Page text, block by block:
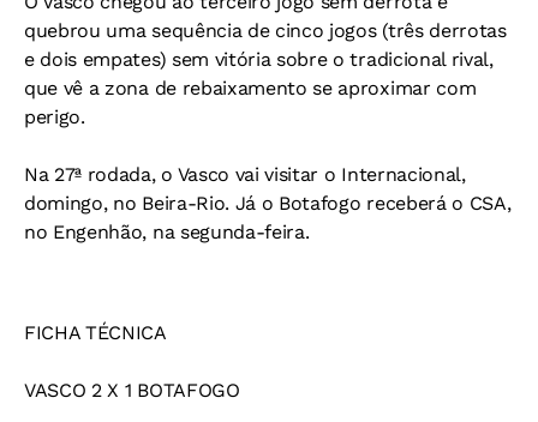
quebrou uma sequência de cinco jogos (três derrotas
e dois empates) sem vitória sobre o tradicional rival,
que vê a zona de rebaixamento se aproximar com
perigo.
Na 27ª rodada, o Vasco vai visitar o Internacional,
domingo, no Beira-Rio. Já o Botafogo receberá o CSA,
no Engenhão, na segunda-feira.
FICHA TÉCNICA
VASCO 2 X 1 BOTAFOGO